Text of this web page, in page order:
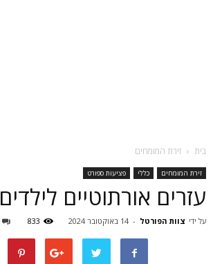
בית זירת המומחים
זירת המומחים כללי פציעות ספורט
עזרים אורתוטיים לילדים
על ידי צוות הפורטל - 14 באוקטובר 2024 833